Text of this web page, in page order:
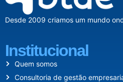
Desde 2009 criamos um mundo
Institucional
Quem somos
Consultoria de gestão